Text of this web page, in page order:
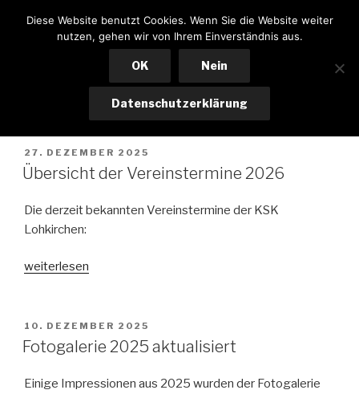
InhaltKSK LOHKIRCHEN
ADMIN
VERÖFFENTLICHT
AM
27. DEZEMBER 2025
Übersicht der Vereinstermine 2026
Die derzeit bekannten Vereinstermine der KSK
Lohkirchen:
„Übersicht
2026“
weiterlesen
VERÖFFENTLICHT
AM
10. DEZEMBER 2025
Fotogalerie 2025 aktualisiert
Einige Impressionen aus 2025 wurden der Fotogalerie
Diese Website benutzt Cookies. Wenn Sie die Website weiter
nutzen, gehen wir von Ihrem Einverständnis aus.
OK Nein
Datenschutzerklärung